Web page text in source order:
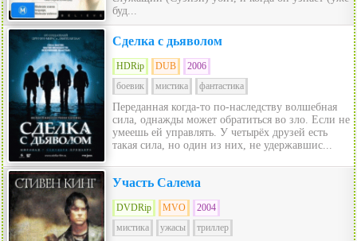
буд...
Сделка с дьяволом
HDRip DUB
2006
боевик
мистика фантастика
Переданная когда-то по-наследству волшебная
сила, однажды может обратиться во зло. Если не
умеешь ей управлять. У четырёх друзей есть
такая сила, но один из них, не удержавшис...
Участь Салема
DVDRip MVO
2004
мистика
ужасы триллер